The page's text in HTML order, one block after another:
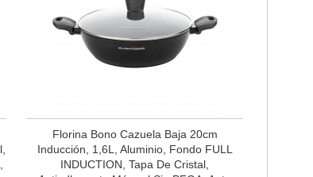
Florina Bono Cazuela Baja 20cm
Inducción, 1,6L, Aluminio, Fondo FULL
INDUCTION, Tapa De Cristal,